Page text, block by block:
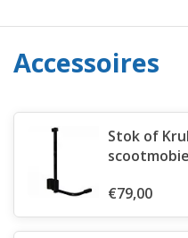
Accessoires
Stok of
€79,00